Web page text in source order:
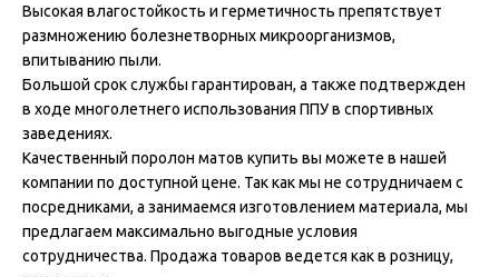
Высокая влагостойкость и герметичность препятствует
размножению болезнетворных микроорганизмов,
впитыванию пыли.
Большой срок службы гарантирован, а также подтвержден
в ходе многолетнего использования ППУ в спортивных
заведениях.
Качественный поролон матов купить вы можете в нашей
компании по доступной цене. Так как мы не сотрудничаем с
посредниками, а занимаемся изготовлением материала, мы
предлагаем максимально выгодные условия
сотрудничества. Продажа товаров ведется как в розницу,